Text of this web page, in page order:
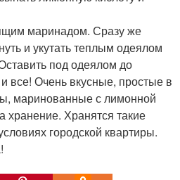
маринадом. Сразу же
и укутать теплым одеялом
под одеялом до
все! Очень вкусные, простые в
маринованные с лимонной
хранение. Хранятся такие
городской квартиры.